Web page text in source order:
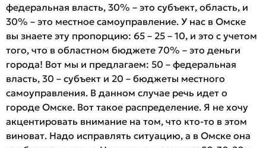
федеральная власть, 30% – это субъект, область, и
30% – это местное самоуправление. У нас в Омске
вы знаете эту пропорцию: 65 – 25 – 10, и это с учетом
того, что в областном бюджете 70% – это деньги
города! Вот мы и предлагаем: 50 – федеральная
власть, 30 – субъект и 20 – бюджеты местного
самоуправления. В данном случае речь идет о
городе Омске. Вот такое распределение. Я не хочу
акцентировать внимание на том, что кто-то в этом
виноват. Надо исправлять ситуацию, а в Омске она